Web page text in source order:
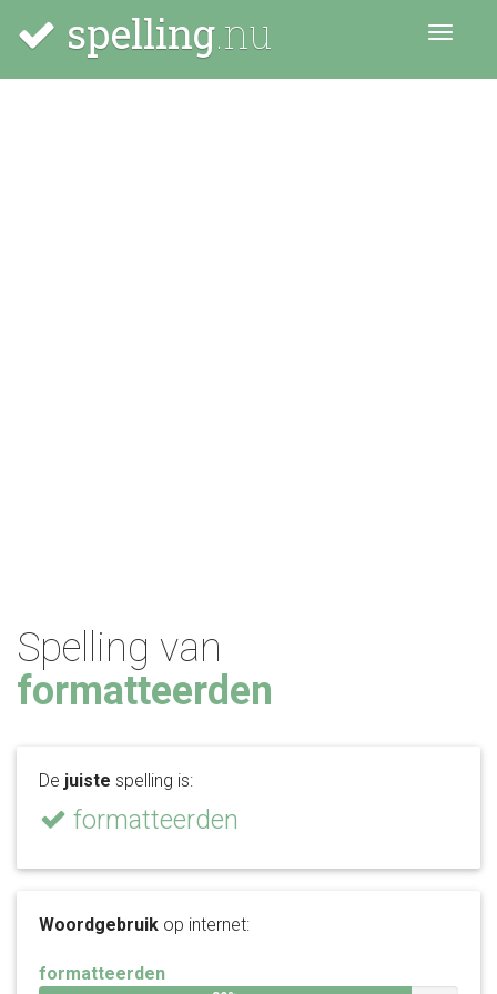
spelling.nu Menu
Spelling van
formatteerden
De juiste spelling is:
formatteerden
Woordgebruik op internet:
formatteerden